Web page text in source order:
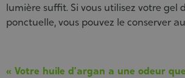
lumière suffit. Si vous utilisez votre gel
ponctuelle, vous pouvez le conserver
« Votre huile d’argan a une odeur